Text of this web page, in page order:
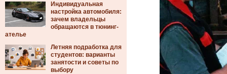
Индивидуальная
настройка автомобиля:
зачем владельцы
обращаются в тюнинг-
ателье
Летняя подработка для
студентов: варианты
занятости и советы по
выбору